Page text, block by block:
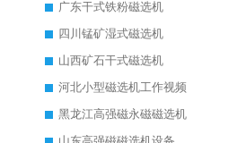
广东干式铁粉磁选机
四川锰矿湿式磁选机
山西矿石干式磁选机
河北小型磁选机工作视频
黑龙江高强磁永磁磁选机